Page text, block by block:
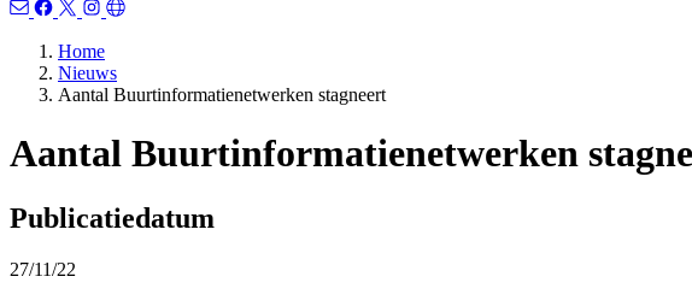
Home
Nieuws
Aantal Buurtinformatienetwerken stagneert
Aantal Buurtinformatienetwerken
Publicatiedatum
27/11/22